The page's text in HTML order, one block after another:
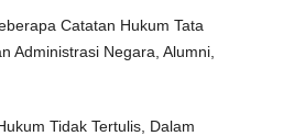
Catatan Hukum Tata
Administrasi Negara, Alumni,
Tidak Tertulis, Dalam